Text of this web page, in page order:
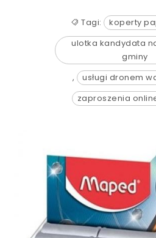
Tagi: koperty
ulotka kandydata
gminy
, usługi dronem
zaproszenia